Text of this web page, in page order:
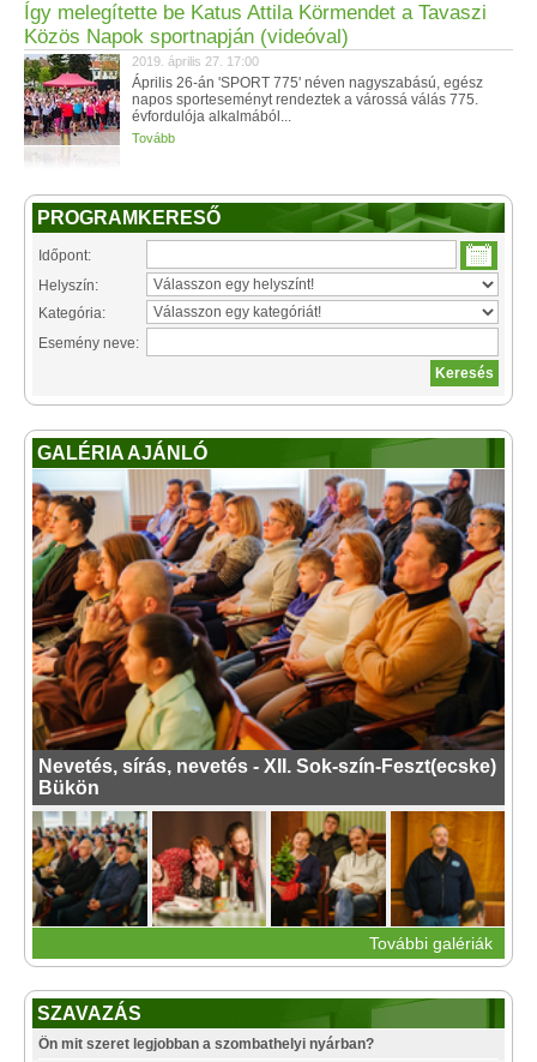
Így melegítette be Katus Attila Körmendet a Tavaszi
Közös Napok sportnapján (videóval)
2019. április 27. 17:00
Április 26-án 'SPORT 775' néven nagyszabású, egész
napos sporteseményt rendeztek a várossá válás 775.
évfordulója alkalmából...
Tovább
PROGRAMKERESŐ
Időpont:
Helyszín:
Kategória:
Esemény neve:
GALÉRIA AJÁNLÓ
Nevetés, sírás, nevetés - XII. Sok-szín-Feszt(ecske)
Bükön
További galériák
SZAVAZÁS
Ön mit szeret legjobban a szombathelyi nyárban?